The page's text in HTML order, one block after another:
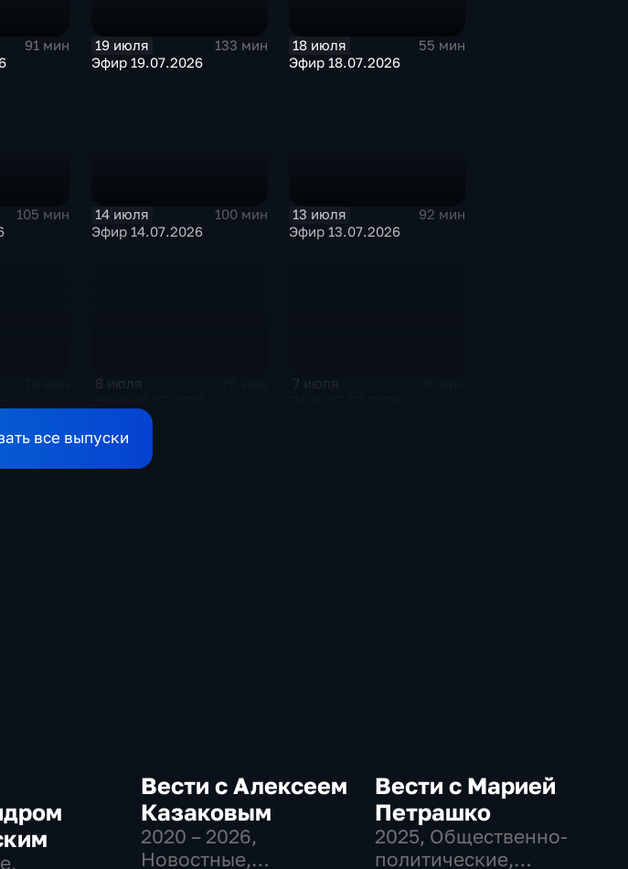
91 мин
19 июля
133 мин
Эфир 19.07.2026
18 июля
55 мин
Эфир 18.07.2026
105 мин
14 июля
100 мин
Эфир 14.07.2026
13 июля
92 мин
Эфир 13.07.2026
8 июля 7 июля
все выпуски
Вести с Алексеем
Казаковым
2020 – 2026,
Новостные,
Вести с Марией
Петрашко
2025, Общественно-
политические,